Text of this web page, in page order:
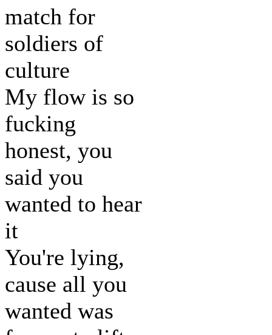
match for
soldiers of
culture
My flow is so
fucking
honest, you
said you
wanted to hear
it
You're lying,
cause all you
wanted was